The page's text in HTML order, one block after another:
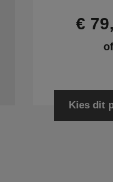
€
Kies dit